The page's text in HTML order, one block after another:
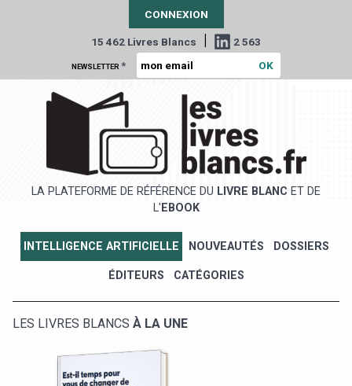
CONNEXION
15 462 Livres Blancs | 2 563
NEWSLETTER *
LA PLATEFORME DE RÉFÉRENCE DU LIVRE BLANC ET DE
L' EBOOK
INTELLIGENCE ARTIFICIELLE NOUVEAUTÉS DOSSIERS
ÉDITEURS CATÉGORIES
LES LIVRES BLANCS À LA UNE